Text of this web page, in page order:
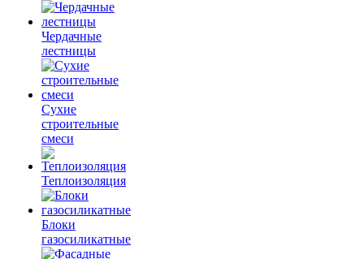
Чердачные
лестницы
Сухие
строительные
смеси
Теплоизоляция
Блоки
газосиликатные